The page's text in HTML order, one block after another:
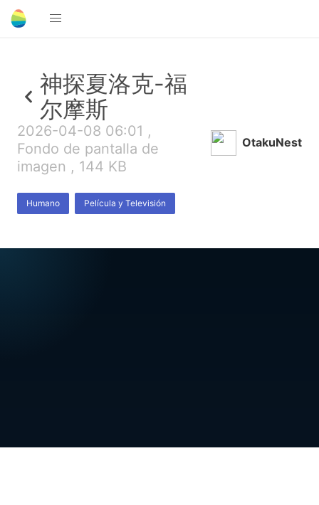
神探夏洛克-福
尔摩斯
2026-04-08 06:01 ,
Fondo de pantalla de
imagen , 144 KB
Humano Película y Televisión
OtakuNest